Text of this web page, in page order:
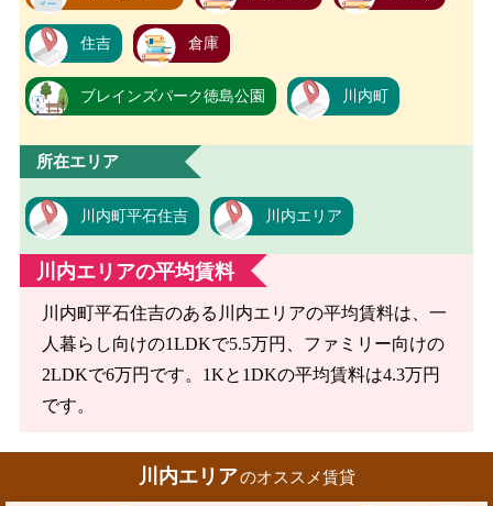
住吉 倉庫
ブレインズパーク徳島公園 川内町
所在エリア
川内町平石住吉 川内エリア
川内エリアの平均賃料
川内町平石住吉のある川内エリアの平均賃料は、一
人暮らし向けの1LDKで5.5万円、ファミリー向けの
2LDKで6万円です。1Kと1DKの平均賃料は4.3万円
です。
川内エリアのオススメ賃貸